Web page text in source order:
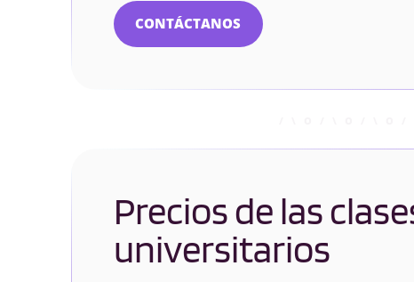
CONTÁCTANOS
Precios de las
universitarios